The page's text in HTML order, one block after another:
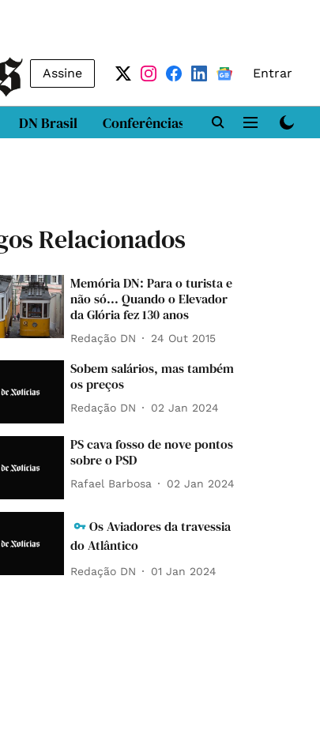
Assine Entrar
DN Brasil Conferências DN LAB
Relacionados
Memória DN: Para o turista e
não só... Quando o Elevador
da Glória fez 130 anos
Redação DN 24 Out 2015
Sobem salários, mas também
os preços
Redação DN 02 Jan 2024
PS cava fosso de nove pontos
sobre o PSD
Rafael Barbosa 02 Jan 2024
Os Aviadores da travessia
do Atlântico
Redação DN 01 Jan 2024